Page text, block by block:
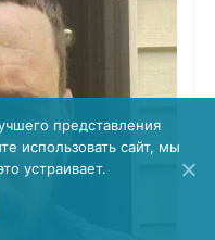
представления
использовать сайт, мы
устраивает.